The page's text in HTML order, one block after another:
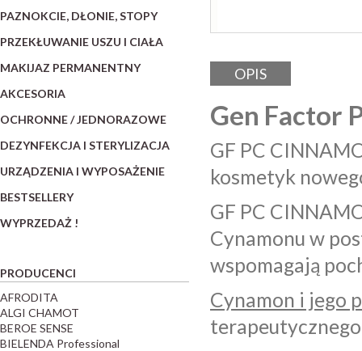
PAZNOKCIE, DŁONIE, STOPY
PRZEKŁUWANIE USZU I CIAŁA
MAKIJAZ PERMANENTNY
AKCESORIA
OCHRONNE / JEDNORAZOWE
DEZYNFEKCJA I STERYLIZACJA
URZĄDZENIA I WYPOSAŻENIE
BESTSELLERY
WYPRZEDAŻ !
PRODUCENCI
AFRODITA
ALGI CHAMOT
BEROE SENSE
BIELENDA Professional
OPIS
Gen Factor
GF PC
kosmetyk
GF PC
Cynamonu w
wspomagają
Cynamon i jego